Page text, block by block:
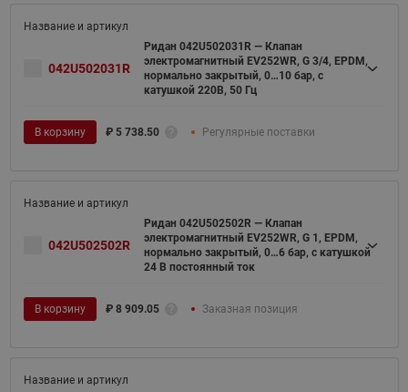
042U502031R
Ридан 042U502031R — Клапан
электромагнитный EV252WR, G 3/4, EPDM,
нормально закрытый, 0…10 бар, с
катушкой 220В, 50 Гц
В корзину ₽ 5 738.50 Регулярные поставки
042U502502R
Ридан 042U502502R — Клапан
электромагнитный EV252WR, G 1, EPDM,
нормально закрытый, 0…6 бар, с катушкой
24 В постоянный ток
В корзину ₽ 8 909.05 Заказная позиция